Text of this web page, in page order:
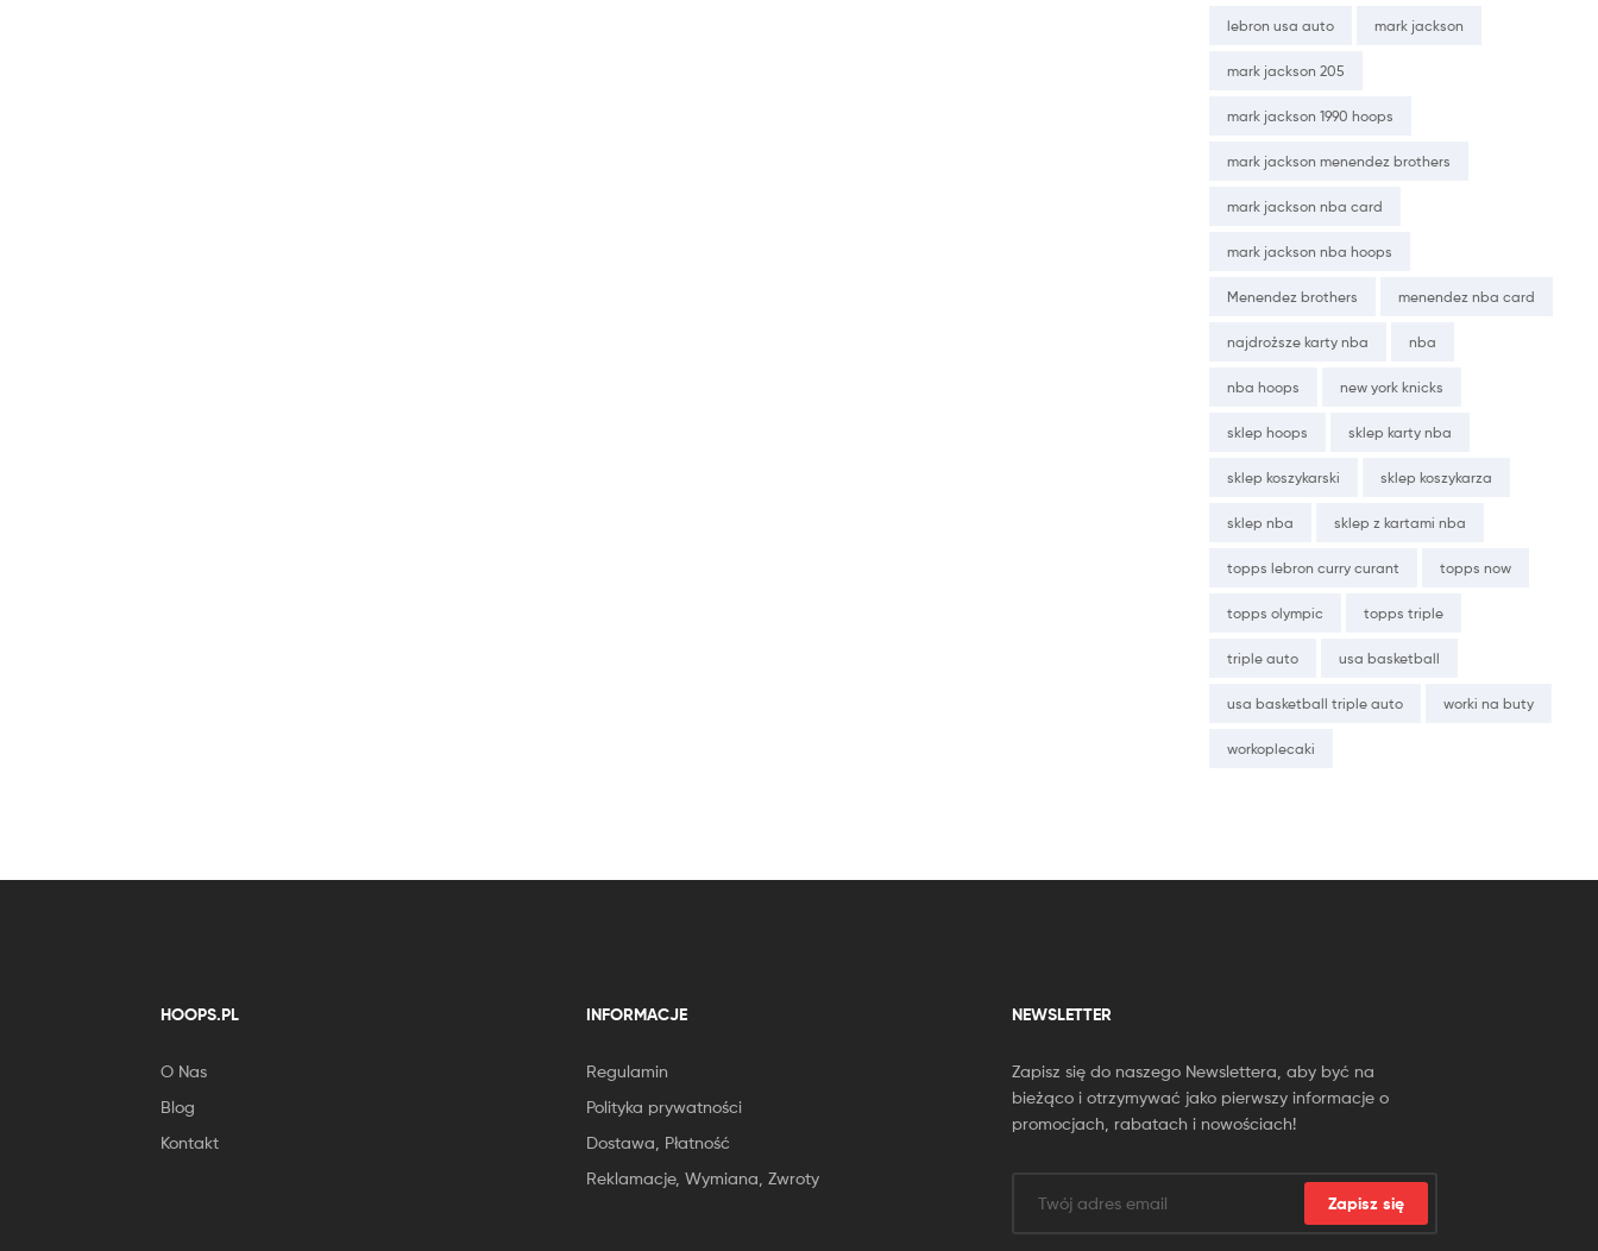
lebron usa auto mark jackson
mark jackson 205
mark jackson 1990 hoops
mark jackson menendez brothers
mark jackson nba card
mark jackson nba hoops
Menendez brothers menendez nba card
najdroższe karty nba nba
nba hoops new york knicks
sklep hoops sklep karty nba
sklep koszykarski sklep koszykarza
sklep nba sklep z kartami nba
topps lebron curry curant topps now
topps olympic topps triple
triple auto usa basketball
usa basketball triple auto worki na buty
workoplecaki
HOOPS.PL
O Nas
Blog
Kontakt
INFORMACJE
Regulamin
Polityka prywatności
Dostawa, Płatność
Reklamacje, Wymiana, Zwroty
NEWSLETTER
Zapisz się do naszego Newslettera, aby być na
bieżąco i otrzymywać jako pierwszy informacje o
promocjach, rabatach i nowościach!
Zapisz się